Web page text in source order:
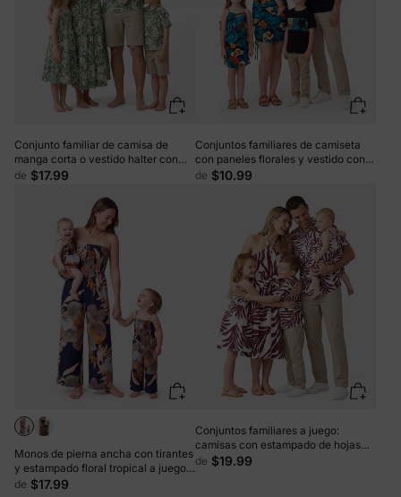
Conjunto familiar de camisa de
manga corta o vestido halter con
estampado de hojas a juego, color
de $17.99
Conjuntos familiares de camiseta
con paneles florales y vestido con
tirantes laterales y cordón fruncido
de $10.99
Monos de pierna ancha con tirantes
y estampado floral tropical a juego
para mamá y yo, color azul oscuro
de $17.99
Conjuntos familiares a juego:
camisas con estampado de hojas
rojas y vestido con cinturón para
de $19.99